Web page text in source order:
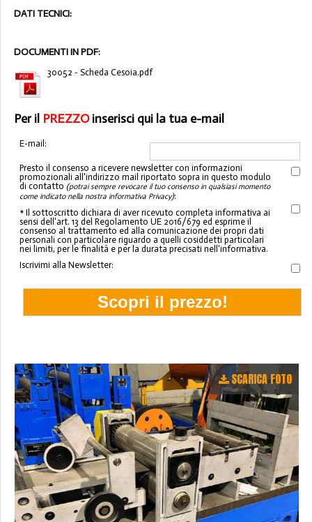
DATI TECNICI:
DOCUMENTI IN PDF:
30052 - Scheda Cesoia.pdf
Per il PREZZOinserisci qui la tua e-mail
E-mail:
Presto il consenso a ricevere newsletter con informazioni
promozionali all'indirizzo mail riportato sopra in questo modulo
di contatto (potrai sempre revocare il tuo consenso in qualsiasi momento
come indicato nella nostra informativa Privacy):
* Il sottoscritto dichiara di aver ricevuto completa informativa ai
sensi dell'art. 13 del Regolamento UE 2016/679 ed esprime il
consenso al trattamento ed alla comunicazione dei propri dati
personali con particolare riguardo a quelli cosiddetti particolari
nei limiti, per le finalità e per la durata precisati nell'informativa.
Iscrivimi alla Newsletter:
SCARICA FOTO